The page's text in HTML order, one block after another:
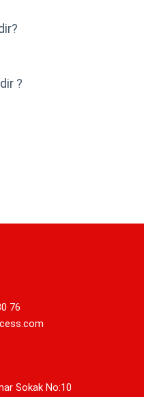
?
76
Sokak No:10